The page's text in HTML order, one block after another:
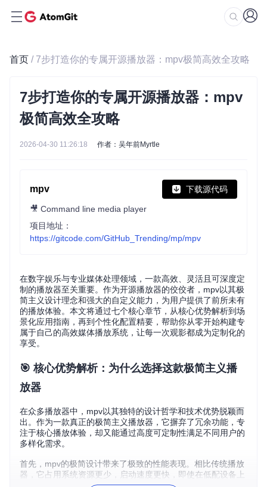
首页 / 7步打造你的专属开源播放器：mpv极简高效全攻略
7步打造你的专属开源播放器：mpv
极简高效全攻略
2026-04-30 11:26:18 作者：吴年前Myrtle
mpv 下载源代码
🎥 Command line media player
项目地址：
https://gitcode.com/GitHub_Trending/mp/mpv
在数字娱乐与专业媒体处理领域，一款高效、灵活且可深度定
制的播放器至关重要。作为开源播放器的佼佼者，mpv以其极
简主义设计理念和强大的自定义能力，为用户提供了前所未有
的播放体验。本文将通过七个核心章节，从核心优势解析到场
景化应用指南，再到个性化配置精要，帮助你从零开始构建专
属于自己的高效媒体播放系统，让每一次观影都成为定制化的
享受。
🎯 核心优势解析：为什么选择这款极简主义播
放器
在众多播放器中，mpv以其独特的设计哲学和技术优势脱颖而
出。作为一款真正的极简主义播放器，它摒弃了冗余功能，专
注于核心播放体验，却又能通过高度可定制性满足不同用户的
多样化需求。
首先，mpv的极简设计带来了极致的性能表现。相比传统播放
器，它占用系统资源更少，启动速度更快，即使在低配设备上